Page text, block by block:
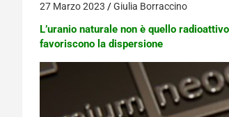
27 Marzo 2023 Giulia Borraccino
L’uranio naturale non è quello
favoriscono la dispersione